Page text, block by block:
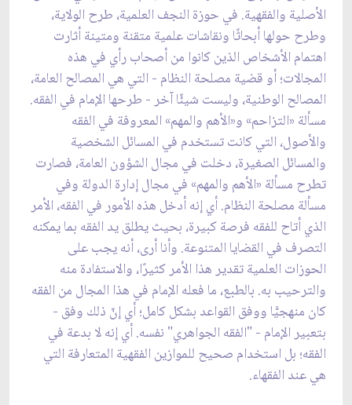
الأصلية والفقهية. في حوزة النجف العلمية، طرح الولاية،
وطرح حولها أبحاثًا ونقاشات علمية متقنة ومتينة أثارت
اهتمام الأشخاص الذين كانوا من أصحاب رأي في هذه
المجالات؛ أو قضية مصلحة النظام - التي هي المصالح العامة،
المصالح الوطنية، وليست شيئًا آخر - طرحها الإمام في الفقه.
مسألة «التزاحم» و«الأهم والمهم» المعروفة في الفقه
والأصول، التي كانت تستخدم في المسائل الشخصية
والمسائل الصغيرة، دخلت في مجال الشؤون العامة، فصارت
تطرح مسألة «الأهم والمهم» في مجال إدارة الدولة وفي
مسألة مصلحة النظام. أي إنه أدخل هذه الأمور في الفقه، الأمر
الذي أتاح للفقه فرصة كبيرة، بحيث يطلق يد الفقه بما يمكنه
التصرف في القضايا المتنوعة. وأنا أرى، أنه يجب على
الحوزات العلمية تقدير هذا الأمر كثيرًا، والاستفادة منه
والترحيب به. بالطبع، ما فعله الإمام في هذا المجال من الفقه
كان منهجيًّا ووفق القواعد بشكل كامل؛ أي إنّ ذلك وفق -
بتعبير الإمام - "الفقه الجواهري" نفسه. أي إنه لا بدعة في
الفقه؛ بل استخدام صحيح للموازين الفقهية المتعارفة التي
هي عند الفقهاء.